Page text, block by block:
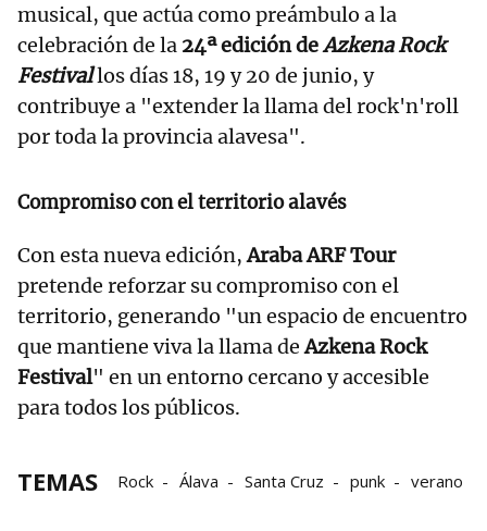
musical, que actúa como preámbulo a la
celebración de la 24ª edición deAzkena Rock
Festivallos días 18, 19 y 20 de junio, y
contribuye a "extender la llama del rock'n'roll
por toda la provincia alavesa".
Compromiso con el territorio alavés
Con esta nueva edición,Araba ARF Tour
pretende reforzar su compromiso con el
territorio, generando "un espacio de encuentro
que mantiene viva la llama deAzkena Rock
Festival" en un entorno cercano y accesible
para todos los públicos.
TEMAS Rock Álava Santa Cruz punk verano